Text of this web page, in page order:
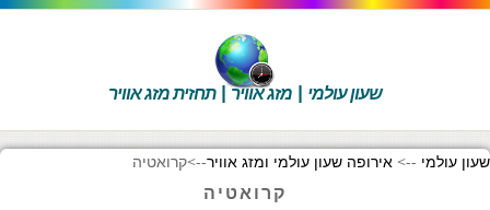
שעון עולמי | מזג אוויר | תחזית מזג אוויר
שעון עולמי --> אירופה שעון עולמי ומזג אוויר-->קרואטיה
קרואטיה